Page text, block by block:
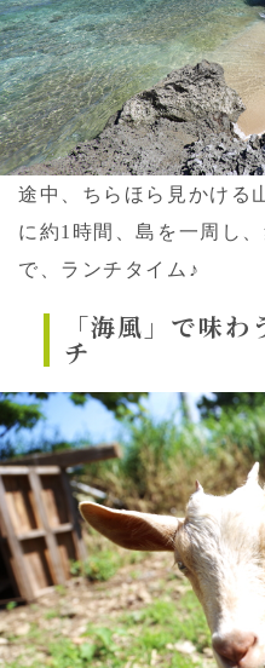
途中、ちらほら見かける
に約1時間、島を一周し
で、ランチタイム♪
「海風」で味
チ